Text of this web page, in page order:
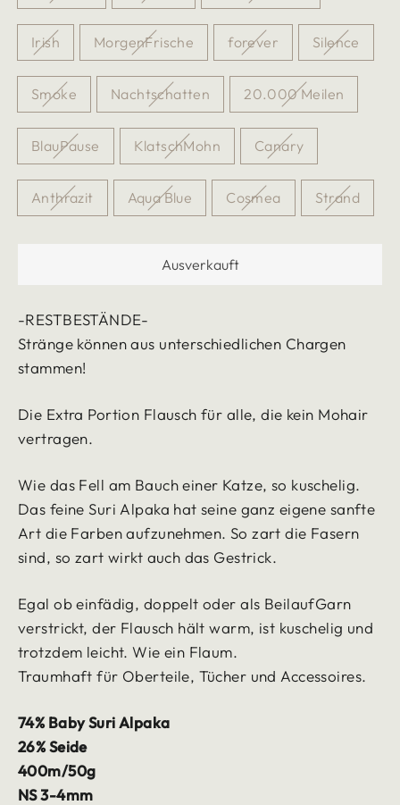
Irish MorgenFrische forever Silence
Smoke Nachtschatten 20.000 Meilen
BlauPause KlatschMohn Canary
Anthrazit Aqua Blue Cosmea Strand
Ausverkauft
-RESTBESTÄNDE-
Stränge können aus unterschiedlichen Chargen
stammen!
Die Extra Portion Flausch für alle, die kein Mohair
vertragen.
Wie das Fell am Bauch einer Katze, so kuschelig.
Das feine Suri Alpaka hat seine ganz eigene sanfte
Art die Farben aufzunehmen. So zart die Fasern
sind, so zart wirkt auch das Gestrick.
Egal ob einfädig, doppelt oder als BeilaufGarn
verstrickt, der Flausch hält warm, ist kuschelig und
trotzdem leicht. Wie ein Flaum.
Traumhaft für Oberteile, Tücher und Accessoires.
74% Baby Suri Alpaka
26% Seide
400m/50g
NS 3-4mm